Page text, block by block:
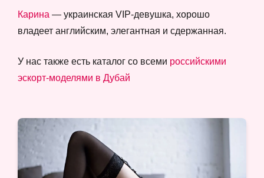
Карина — украинская VIP-девушка, хорошо
владеет английским, элегантная и сдержанная.
У нас также есть каталог со всеми российскими
эскорт-моделями в Дубай